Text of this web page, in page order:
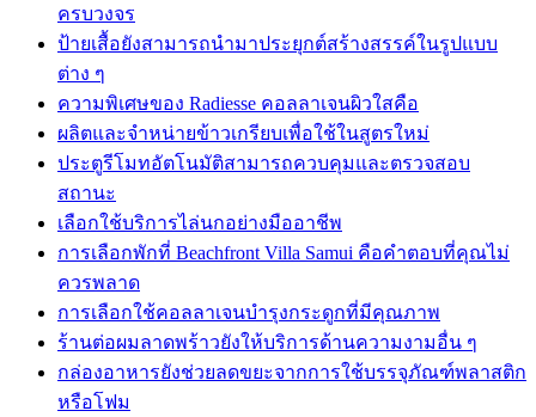
ครบวงจร
ป้ายเสื้อยังสามารถนำมาประยุกต์สร้างสรรค์ในรูปแบบ
ต่าง ๆ
ความพิเศษของ Radiesse คอลลาเจนผิวใสคือ
ผลิตและจำหน่ายข้าวเกรียบเพื่อใช้ในสูตรใหม่
ประตูรีโมทอัตโนมัติสามารถควบคุมและตรวจสอบ
สถานะ
เลือกใช้บริการไล่นกอย่างมืออาชีพ
การเลือกพักที่ Beachfront Villa Samui คือคำตอบที่คุณไม่
ควรพลาด
การเลือกใช้คอลลาเจนบำรุงกระดูกที่มีคุณภาพ
ร้านต่อผมลาดพร้าวยังให้บริการด้านความงามอื่น ๆ
กล่องอาหารยังช่วยลดขยะจากการใช้บรรจุภัณฑ์พลาสติก
หรือโฟม